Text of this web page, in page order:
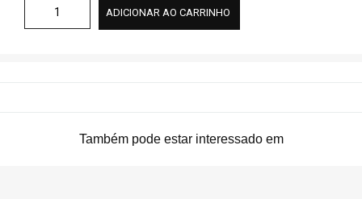
ADICIONAR AO CARRINHO
Também pode estar interessado em